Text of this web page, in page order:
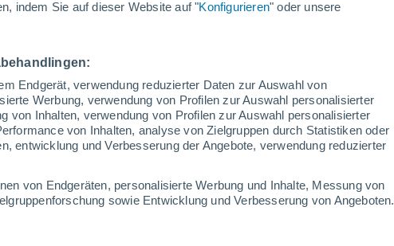
indem Sie auf dieser Website auf "Konfigurieren" oder unsere
Endgerät, verwendung reduzierter Daten zur Auswahl von
Werbung, verwendung von Profilen zur Auswahl personalisierter
von Inhalten, verwendung von Profilen zur Auswahl personalisierter
von Inhalten, analyse von Zielgruppen durch Statistiken oder
entwicklung und Verbesserung der Angebote, verwendung reduzierter
von Endgeräten, personalisierte Werbung und Inhalte, Messung von
sowie Entwicklung und Verbesserung von Angeboten.
26°